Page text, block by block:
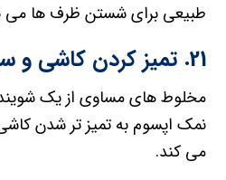
طبیعی برای شستن ظرف ها می
21. تمیز کردن کاشی و سرامیک
مخلوط های مساوی از یک
نمک اپسوم به تمیز تر شدن
می کند.